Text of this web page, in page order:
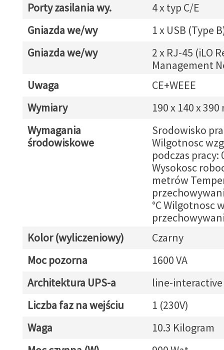
Porty zasilania wy.
4 x typ C/E
Gniazda we/wy
1 x USB (Type
Gniazda we/wy
2 x RJ-45 (iLO
Management
Uwaga
CE+WEEE
Wymiary
190 x 140 x 390
Wymagania
środowiskowe
Srodowisko
Wilgotnosc
podczas pracy:
Wysokosc
metrów
°C Wilgotnosc
Kolor (wyliczeniowy)
Czarny
Moc pozorna
1600 VA
Architektura UPS-a
line-interactive
Liczba faz na wejściu
1 (230V)
Waga
10.3 Kilogram